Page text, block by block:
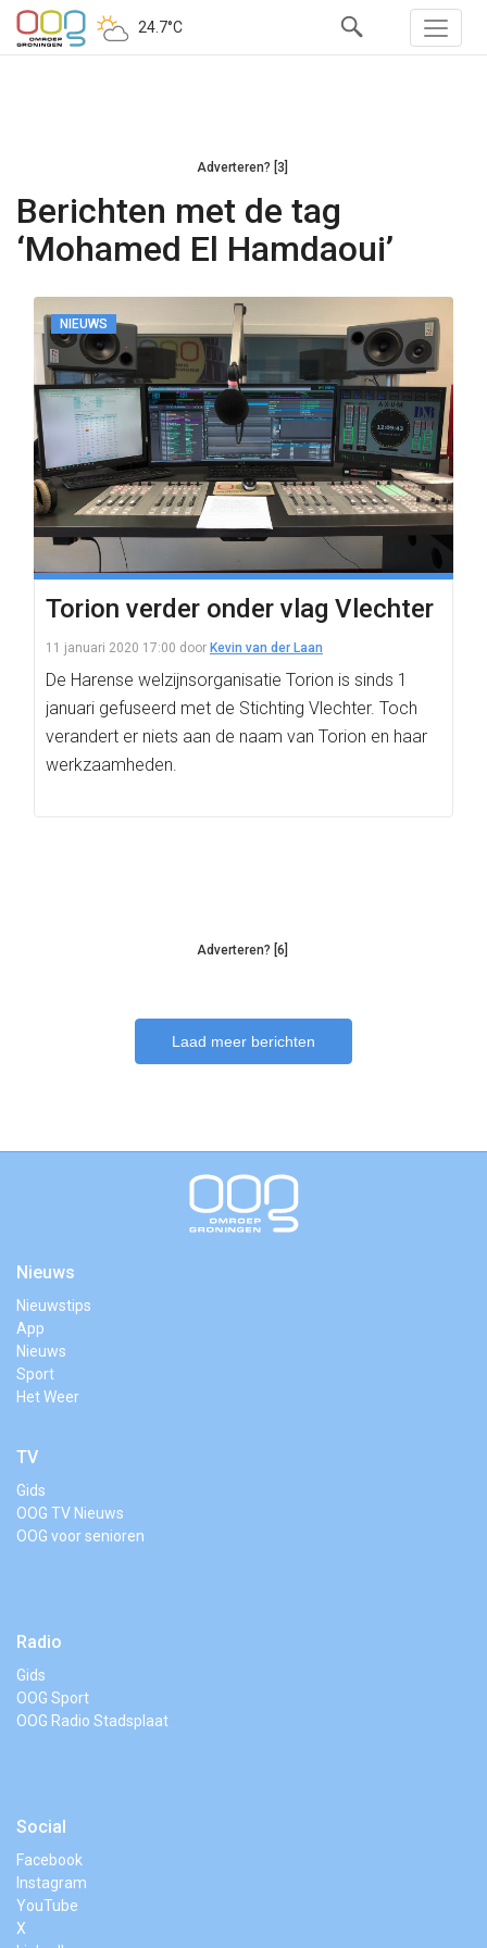
24.7°C
Adverteren? [3]
Berichten met de tag
‘Mohamed El Hamdaoui’
NIEUWS
Torion verder onder vlag Vlechter
11 januari 2020 17:00 door Kevin van der Laan
De Harense welzijnsorganisatie Torion is sinds 1
januari gefuseerd met de Stichting Vlechter. Toch
verandert er niets aan de naam van Torion en haar
werkzaamheden.
Adverteren? [6]
Laad meer berichten
Nieuws
Nieuwstips
App
Nieuws
Sport
Het Weer
TV
Gids
OOG TV Nieuws
OOG voor senioren
Radio
Gids
OOG Sport
OOG Radio Stadsplaat
Social
Facebook
Instagram
YouTube
X